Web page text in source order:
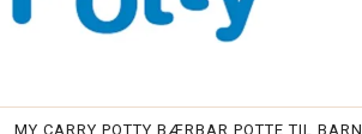
MY CARRY POTTY BÆRBAR POTTE TIL BARN